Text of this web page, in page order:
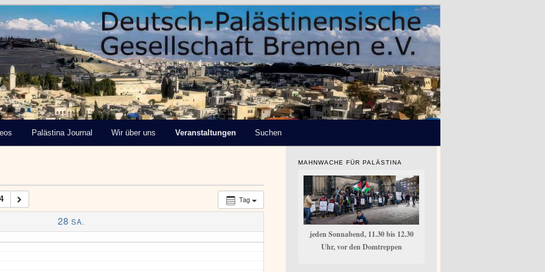
Gesellschaft
Palästina Journal Wir über uns Veranstaltungen Suchen
Tag
28 SA.
MAHNWACHE FÜR PALÄSTINA
jeden Sonnabend, 11.30 bis 12.30
Uhr, vor den Domtreppen